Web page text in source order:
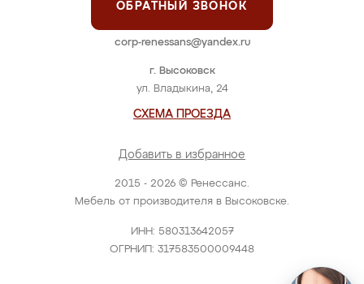
2015 - 2026 © Ренессанс.
Мебель от производителя в Высоковске.
ИНН: 580313642057
ОГРНИП: 317583500009448
г. Высоковск
ул. Владыкина, 24
СХЕМА ПРОЕЗДА
Добавить в избранное
ОБРАТНЫЙ ЗВОНОК
corp-renessans@yandex.ru